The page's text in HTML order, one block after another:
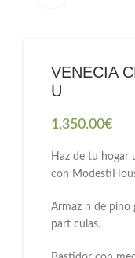
VENECIA
U
1,350.00€
Haz de tu hogar
con
Armaz n de pino
part culas.